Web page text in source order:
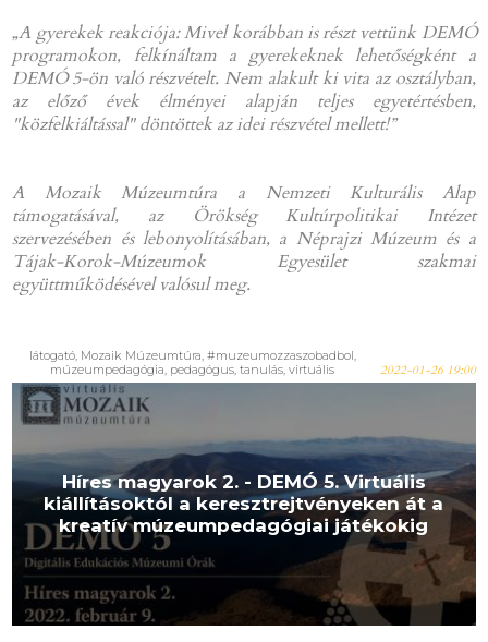
„A gyerekek reakciója: Mivel korábban is részt vettünk DEMÓ
programokon, felkínáltam a gyerekeknek lehetőségként a
DEMÓ 5-ön való részvételt. Nem alakult ki vita az osztályban,
az előző évek élményei alapján teljes egyetértésben,
"közfelkiáltással" döntöttek az idei részvétel mellett!”
A Mozaik Múzeumtúra a Nemzeti Kulturális Alap
támogatásával, az Örökség Kultúrpolitikai Intézet
szervezésében és lebonyolításában, a Néprajzi Múzeum és a
Tájak-Korok-Múzeumok Egyesület szakmai
együttműködésével valósul meg.
látogató, Mozaik Múzeumtúra, #muzeumozzaszobadbol,
múzeumpedagógia, pedagógus, tanulás, virtuális
2022-01-26 19:00
Híres magyarok 2. - DEMÓ 5. Virtuális
kiállításoktól a keresztrejtvényeken át a
kreatív múzeumpedagógiai játékokig